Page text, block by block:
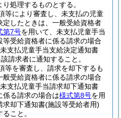
処理するものとする。
等により審査し、未支払の児童
したときは、一般受給資格者
第7号を用いて、未支払児童手当
受給資格者に係る請求の場合
支払児童手当支給決定通知書
請求者に通知すること。
等を審査し、請求を却下するも
受給資格者に係る請求の場合
支払児童手当請求却下通知書
係る請求の場合は様式第8号を用
求却下通知書(施設等受給者用)
こと。